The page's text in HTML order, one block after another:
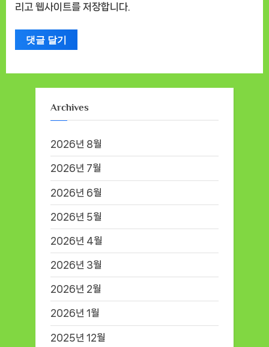
리고 웹사이트를 저장합니다.
Archives
2026년 8월
2026년 7월
2026년 6월
2026년 5월
2026년 4월
2026년 3월
2026년 2월
2026년 1월
2025년 12월